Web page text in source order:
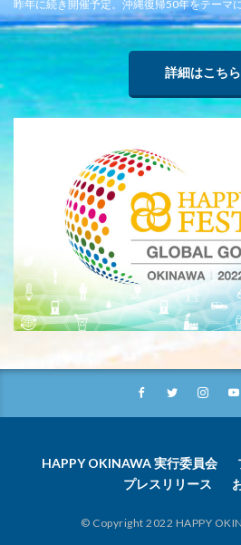
昨年に続き開催予定。沖縄復帰50年をテーマ
詳細はこちら
HAPPY OKINAWA 実行委員会
プレスリリース
© Copyright 2022 HAPPY